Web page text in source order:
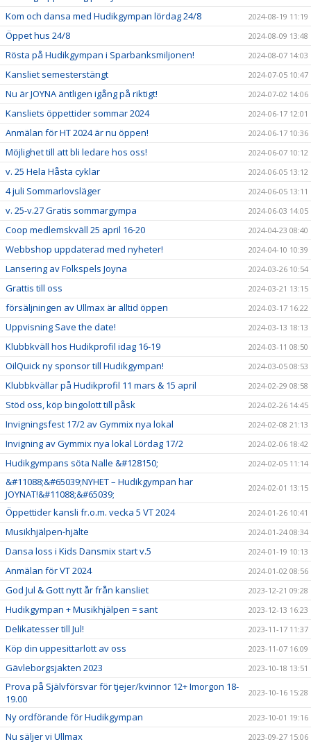
Kom och dansa med Hudikgympan lördag 24/8 2024-08-19 11:19
Öppet hus 24/8 2024-08-09 13:48
Rösta på Hudikgympan i Sparbanksmiljonen! 2024-08-07 14:03
Kansliet semesterstängt 2024-07-05 10:47
Nu är JOYNA äntligen igång på riktigt! 2024-07-02 14:06
Kansliets öppettider sommar 2024 2024-06-17 12:01
Anmälan för HT 2024 är nu öppen! 2024-06-17 10:36
Möjlighet till att bli ledare hos oss! 2024-06-07 10:12
v. 25 Hela Håsta cyklar 2024-06-05 13:12
4 juli Sommarlovsläger 2024-06-05 13:11
v. 25-v.27 Gratis sommargympa 2024-06-03 14:05
Coop medlemskväll 25 april 16-20 2024-04-23 08:40
Webbshop uppdaterad med nyheter! 2024-04-10 10:39
Lansering av Folkspels Joyna 2024-03-26 10:54
Grattis till oss 2024-03-21 13:15
försäljningen av Ullmax är alltid öppen 2024-03-17 16:22
Uppvisning Save the date! 2024-03-13 18:13
Klubbkväll hos Hudikprofil idag 16-19 2024-03-11 08:50
OilQuick ny sponsor till Hudikgympan! 2024-03-05 08:53
Klubbkvällar på Hudikprofil 11 mars & 15 april 2024-02-29 08:58
Stöd oss, köp bingolott till påsk 2024-02-26 14:45
Invigningsfest 17/2 av Gymmix nya lokal 2024-02-08 21:13
Invigning av Gymmix nya lokal Lördag 17/2 2024-02-06 18:42
Hudikgympans söta Nalle &#128150; 2024-02-05 11:14
&#11088;&#65039;NYHET – Hudikgympan har
JOYNAT!&#11088;&#65039;
2024-02-01 13:15
Öppettider kansli fr.o.m. vecka 5 VT 2024 2024-01-26 10:41
Musikhjälpen-hjälte 2024-01-24 08:34
Dansa loss i Kids Dansmix start v.5 2024-01-19 10:13
Anmälan för VT 2024 2024-01-02 08:56
God Jul & Gott nytt år från kansliet 2023-12-21 09:28
Hudikgympan + Musikhjälpen = sant 2023-12-13 16:23
Delikatesser till Jul! 2023-11-17 11:37
Köp din uppesittarlott av oss 2023-11-07 16:09
Gävleborgsjakten 2023 2023-10-18 13:51
Prova på Självförsvar för tjejer/kvinnor 12+ Imorgon 18-
19.00
2023-10-16 15:28
Ny ordförande för Hudikgympan 2023-10-01 19:16
Nu säljer vi Ullmax 2023-09-27 15:06